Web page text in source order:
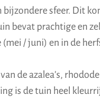
bijzondere sfeer. Dit
bevat prachtige en
/ juni) en in de
de azalea’s,
is de tuin heel